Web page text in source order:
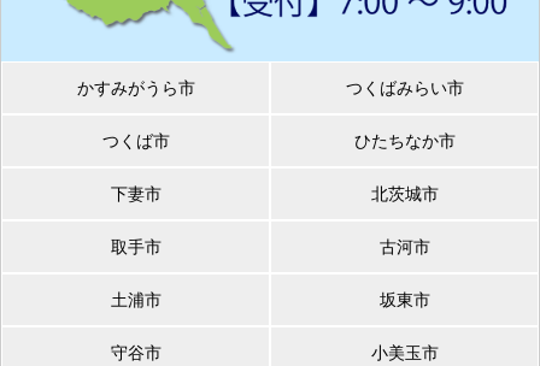
かすみがうら市 つくばみらい市
つくば市 ひたちなか市
下妻市 北茨城市
取手市 古河市
土浦市 坂東市
守谷市 小美玉市